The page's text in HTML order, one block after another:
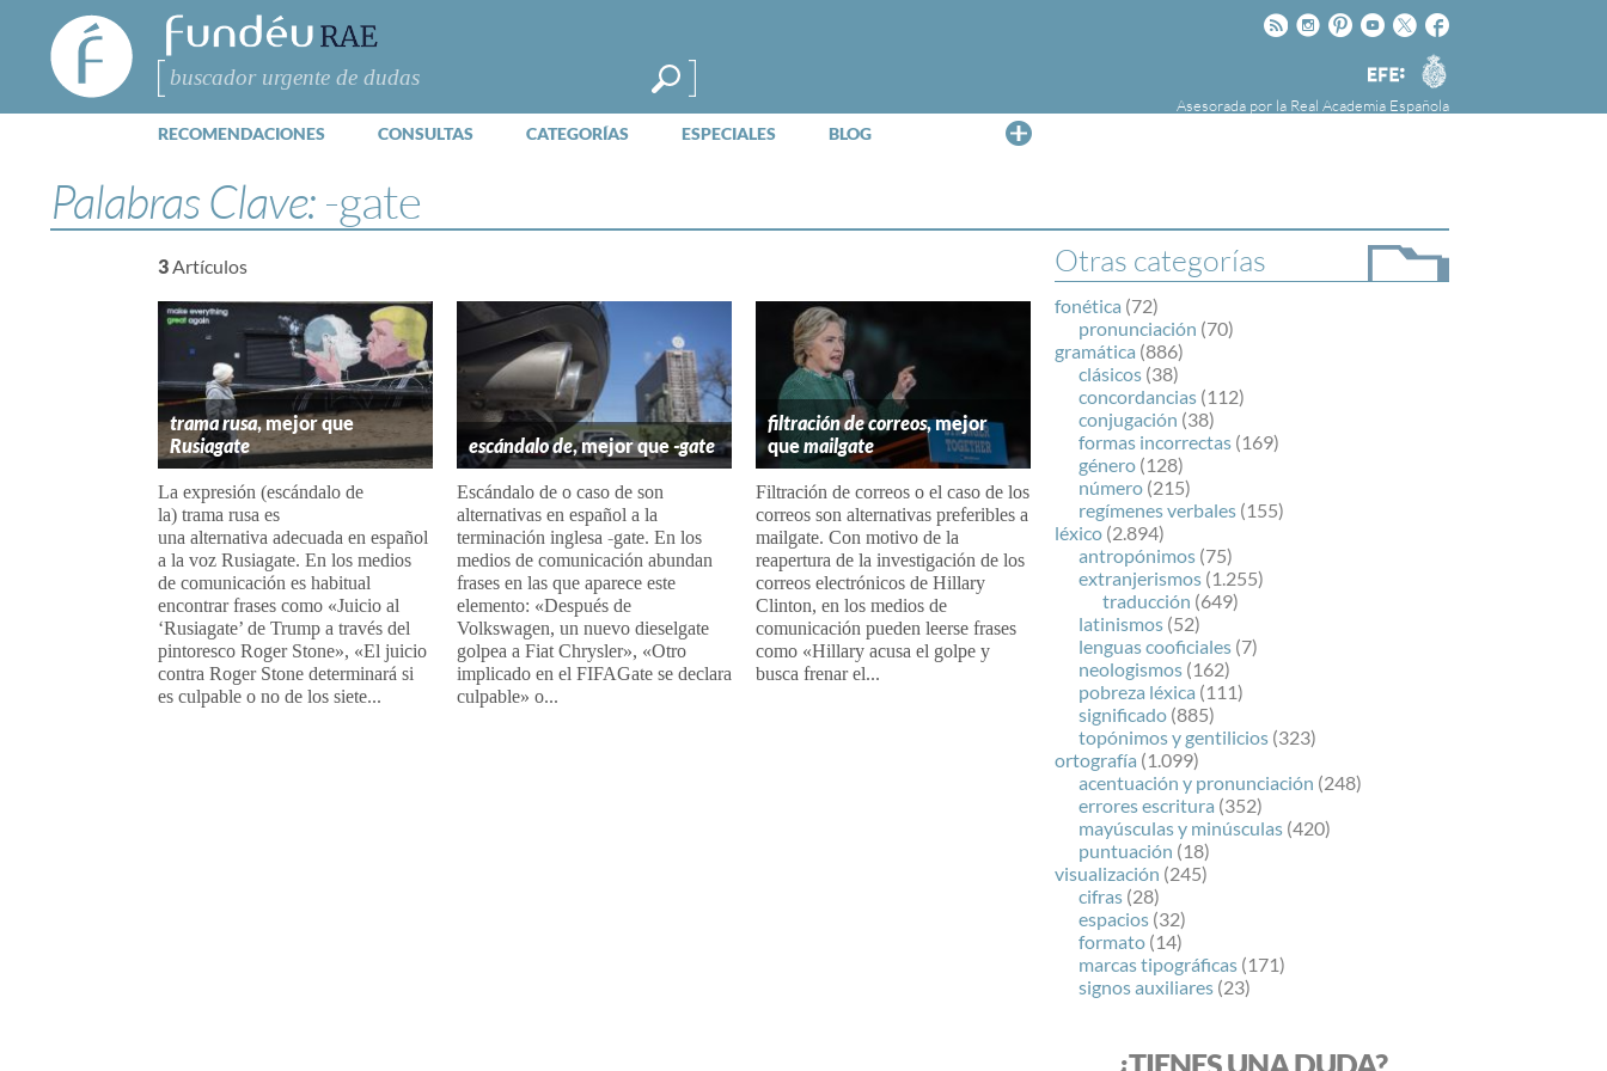
FundéuRAE
- Fundación
del Español
Urgente
Buscar
Facebook
Twitter
Youtube
Pinteres
Instagram
Rss
Agencia
EFE
Asesorada por la Real Academia Española
RECOMENDACIONES CONSULTAS CATEGORÍAS ESPECIALES BLOG
la Agencia Efe y la Real Academia Española,
cuyo objetivo es colaborar con el buen uso del
español en los medios de comunicación y en
Internet.
Palabras Clave:-gate
Otras categorías
fonética (72)
pronunciación (70)
gramática (886)
clásicos (38)
concordancias (112)
conjugación (38)
formas incorrectas (169)
género (128)
número (215)
regímenes verbales (155)
léxico (2.894)
antropónimos (75)
extranjerismos (1.255)
traducción (649)
latinismos (52)
lenguas cooficiales (7)
neologismos (162)
pobreza léxica (111)
significado (885)
topónimos y gentilicios (323)
ortografía (1.099)
acentuación y pronunciación (248)
errores escritura (352)
mayúsculas y minúsculas (420)
puntuación (18)
visualización (245)
cifras (28)
espacios (32)
formato (14)
marcas tipográficas (171)
signos auxiliares (23)
3Artículos
trama rusa, mejor que
Rusiagate
La expresión (escándalo de
la) trama rusa es
una alternativa adecuada en español
a la voz Rusiagate. En los medios
de comunicación es habitual
encontrar frases como «Juicio al
‘Rusiagate’ de Trump a través del
pintoresco Roger Stone», «El juicio
contra Roger Stone determinará si
es culpable o no de los siete...
escándalo de, mejor que-gate
Escándalo de o caso de son
alternativas en español a la
terminación inglesa -⁠gate. En los
medios de comunicación abundan
frases en las que aparece este
elemento: «Después de
Volkswagen, un nuevo dieselgate
golpea a Fiat Chrysler», «Otro
implicado en el FIFAGate se declara
culpable» o...
filtración de correos, mejor
quemailgate
Filtración de correos o el caso de los
correos son alternativas preferibles a
mailgate. Con motivo de la
reapertura de la investigación de los
correos electrónicos de Hillary
Clinton, en los medios de
comunicación pueden leerse frases
como «Hillary acusa el golpe y
busca frenar el...
¿TIENES UNA DUDA?